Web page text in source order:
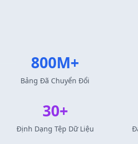
800M+
Bảng Đã Chuyển Đổi
30+
Định Dạng Tệp Dữ Liệu